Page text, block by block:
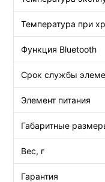
Температура при
Функция Bluetooth
Срок службы
Элемент питания
Габаритные
Вес, г
Гарантия